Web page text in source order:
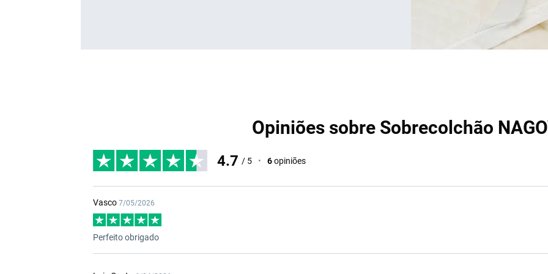
Opiniões sobre Sobrecolchão
4.7 / 5 • 6opiniões
Vasco 7/05/2026
Perfeito obrigado